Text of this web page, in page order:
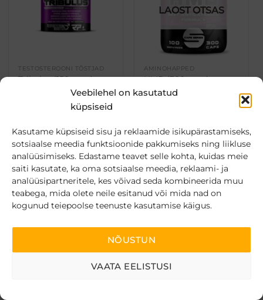
Veebilehel on kasutatud
küpsiseid
Kasutame küpsiseid sisu ja reklaamide isikupärastamiseks,
sotsiaalse meedia funktsioonide pakkumiseks ning liikluse
analüüsimiseks. Edastame teavet selle kohta, kuidas meie
saiti kasutate, ka oma sotsiaalse meedia, reklaami- ja
analüüsipartneritele, kes võivad seda kombineerida muu
teabega, mida olete neile esitanud või mida nad on
kogunud teiepoolse teenuste kasutamise käigus.
NÕUSTUN
VAATA EELISTUSI
TESTOSTEROONI TÕSTJAD
Tribulus (150 caps)
Algne
€26.90.
24.89Praegune
hind
on:
€24.89.
LAOST OTSAS
AMINOHAPPED
HMB (300 caps)
€ 34.90 Algne
hind
-29%
Lisa
soovikorvi
-11%
Lisa
soovikorvi